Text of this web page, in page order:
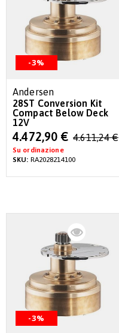
-3%
Andersen
28ST Conversion Kit
Compact Below Deck
12V
Special
Price
4.472,90 € 4.611,24 €
Su ordinazione
SKU: RA2028214100
-3%